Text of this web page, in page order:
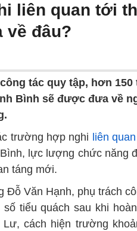
liên quan tới
về đâu?
tác quy tập, hơn 150
Bình sẽ được đưa về
trường hợp nghi liên
lực lượng chức năng
táng mới.
Đỗ Văn Hạnh, phụ trách
tiểu quách sau khi
cách hiện trường